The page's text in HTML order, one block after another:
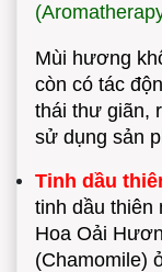
Mùi hương
còn có tác
thái thư giãn,
sử dụng sản
Tinh dầu
tinh dầu thiên
Hoa Oải
(Chamomile)